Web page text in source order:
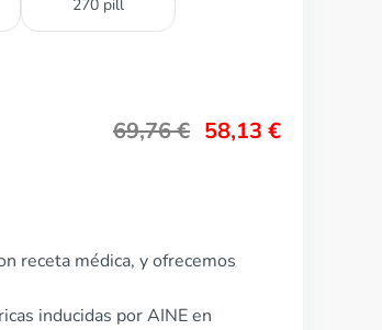
270 pill
69,76€ 58,13 €
receta médica, y ofrecemos
inducidas por AINE en